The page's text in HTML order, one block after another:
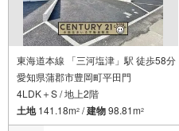
東海道本線 「三河塩津」駅 徒歩58分
愛知県蒲郡市豊岡町平田門
4LDK＋S / 地上2階
土地141.18m2 /建物98.81m2